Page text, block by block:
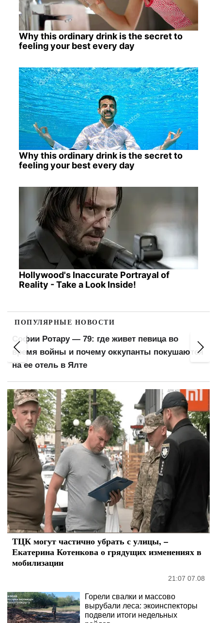
Why this ordinary drink is the secret to
feeling your best every day
Why this ordinary drink is the secret to
feeling your best every day
Hollywood's Inaccurate Portrayal of
Reality - Take a Look Inside!
ПОПУЛЯРНЫЕ НОВОСТИ
Софии Ротару — 79: где живет певица во
время войны и почему оккупанты покушаются
на ее отель в Ялте
ТЦК могут частично убрать с улицы, –
Екатерина Котенкова о грядущих изменениях в
мобилизации
21:07 07.08
Горели свалки и массово
вырубали леса: экоинспекторы
подвели итоги недельных